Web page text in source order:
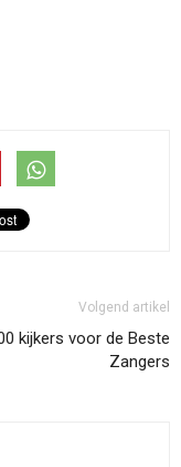
Volgend artikel
kijkers voor de Beste
Zangers